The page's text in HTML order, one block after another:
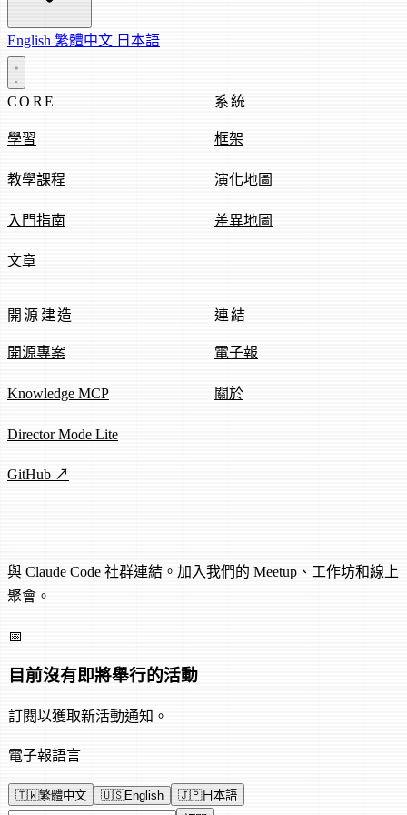
English 繁體中文 日本語
CORE
學習
教學課程
入門指南
文章
系統
框架
演化地圖
差異地圖
開源建造
開源專案
Knowledge MCP
Director Mode Lite
GitHub ↗
連結
電子報
關於
與 Claude Code 社群連結。加入我們的 Meetup、工作坊和線上
聚會。
📅
目前沒有即將舉行的活動
訂閱以獲取新活動通知。
電子報語言
🇹🇼繁體中文 🇺🇸English 🇯🇵日本語